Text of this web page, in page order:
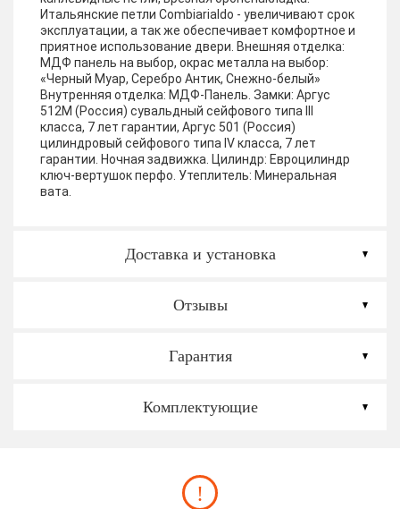
Итальянские петли Combiarialdo - увеличивают срок
эксплуатации, а так же обеспечивает комфортное и
приятное использование двери. Внешняя отделка:
МДФ панель на выбор, окрас металла на выбор:
«Черный Муар, Серебро Антик, Снежно-белый»
Внутренняя отделка: МДФ-Панель. Замки: Аргус
512М (Россия) сувальдный сейфового типа III
класса, 7 лет гарантии, Аргус 501 (Россия)
цилиндровый сейфового типа IV класса, 7 лет
гарантии. Ночная задвижка. Цилиндр: Евроцилиндр
ключ-вертушок перфо. Утеплитель: Минеральная
вата.
Доставка и установка
Отзывы
Гарантия
Комплектующие